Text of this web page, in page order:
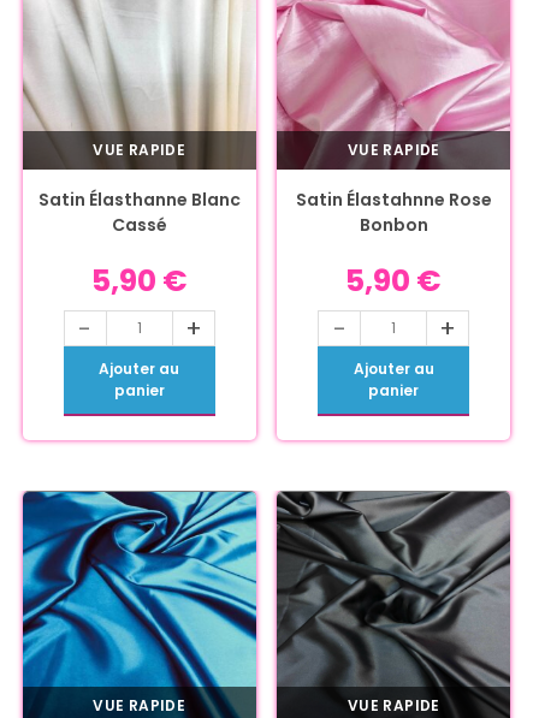
VUE RAPIDE
Satin Élasthanne Blanc
Cassé
5,90 €
- +
Ajouter au
panier
VUE RAPIDE
Satin Élastahnne Rose
Bonbon
5,90 €
- +
Ajouter au
panier
VUE RAPIDE VUE RAPIDE